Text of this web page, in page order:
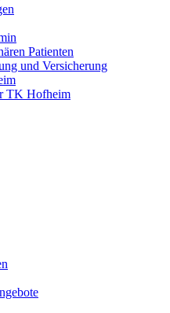
Patienten
und Versicherung
TK Hofheim